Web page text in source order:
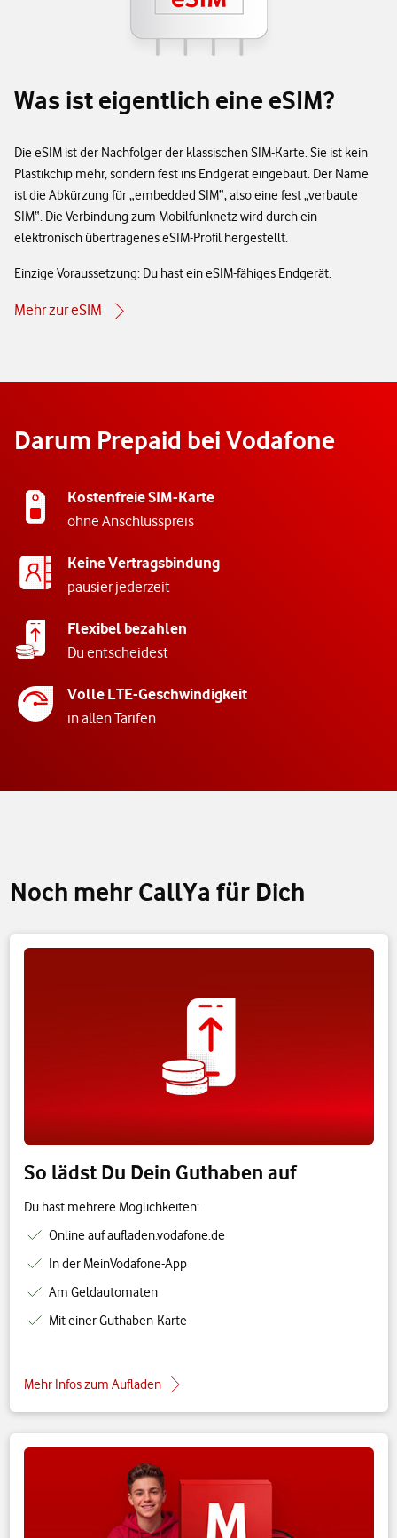
Was ist eigentlich eine eSIM?
Die eSIM ist der Nachfolger der klassischen SIM-Karte. Sie ist kein
Plastikchip mehr, sondern fest ins Endgerät eingebaut. Der Name
ist die Abkürzung für „embedded SIM“, also eine fest „verbaute
SIM“. Die Verbindung zum Mobilfunknetz wird durch ein
elektronisch übertragenes eSIM-Profil hergestellt.
Einzige Voraussetzung: Du hast ein eSIM-fähiges Endgerät.
Mehr zur eSIM
Darum Prepaid bei Vodafone
Kostenfreie SIM-Karte
ohne Anschlusspreis
Keine Vertragsbindung
pausier jederzeit
Flexibel bezahlen
Du entscheidest
Volle LTE-Geschwindigkeit
in allen Tarifen
Noch mehr CallYa für Dich
So lädst Du Dein Guthaben auf
Du hast mehrere Möglichkeiten:
Online auf aufladen.vodafone.de
In der MeinVodafone-App
Am Geldautomaten
Mit einer Guthaben-Karte
Mehr Infos zum Aufladen